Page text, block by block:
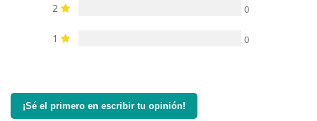
2 0
1 0
¡Sé el primero en escribir tu opinión!